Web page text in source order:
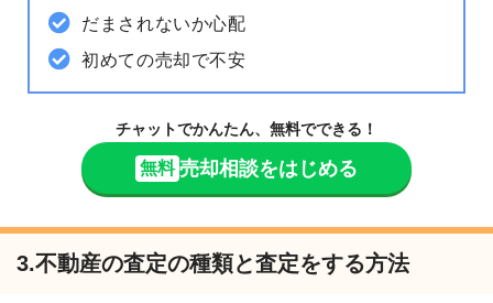
だまされないか心配
初めての売却で不安
チャットでかんたん、無料でできる！
無料 売却相談をはじめる
3.不動産の査定の種類と査定をする方法